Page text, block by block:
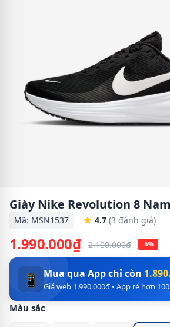
Giày Nike Revolution 8
Mã: MSN1537 4.7 (3 đánh giá)
1.990.000₫ 2.100.000₫ -5%
📱 Mua qua App chỉ còn
Giá web 1.990.000₫ • App rẻ hơn
Màu sắc